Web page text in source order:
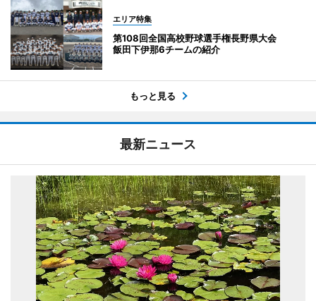
エリア特集
第108回全国高校野球選手権長野県大会
飯田下伊那6チームの紹介
もっと見る
最新ニュース